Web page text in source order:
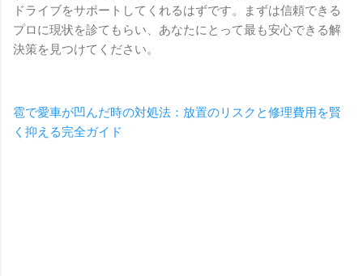
ドライブをサポートしてくれるはずです。まずは信頼できる
プロに現状を診てもらい、あなたにとって最も安心できる解
決策を見つけてください。
雹で愛車が凹んだ時の対処法：放置のリスクと修理費用を賢
く抑える完全ガイド